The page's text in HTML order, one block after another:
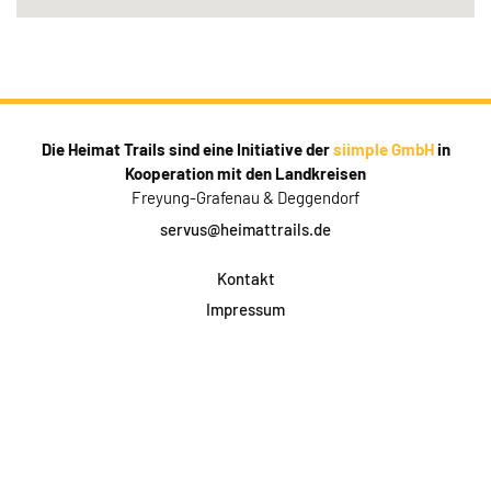
Die Heimat Trails sind eine Initiative dersiimple GmbHin
Kooperation mit den Landkreisen
Freyung-Grafenau & Deggendorf
servus@heimattrails.de
Kontakt
Impressum